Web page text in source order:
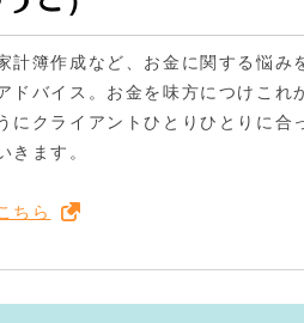
計簿作成など、お金に関する悩み
ドバイス。お金を味方につけこれ
にクライアントひとりひとりに合
きます。
ちら